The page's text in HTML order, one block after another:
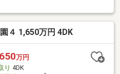
４ 1,650万円 4DK
万円
り 4DK